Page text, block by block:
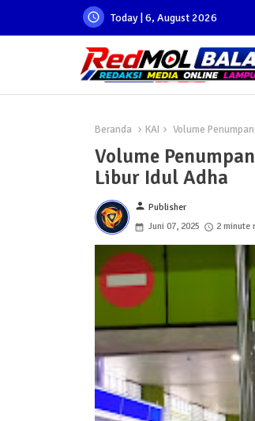
Today | 6, August 2026
Beranda KAI Volume
Volume
Libur Idul Adha
person Publisher
Juni 07, 2025
2 minute